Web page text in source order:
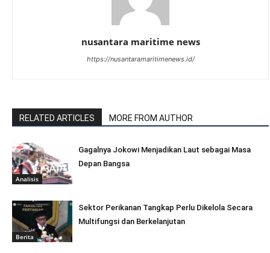
nusantara maritime news
https://nusantaramaritimenews.id/
RELATED ARTICLES MORE FROM AUTHOR
Analisis
Gagalnya Jokowi Menjadikan Laut sebagai Masa
Depan Bangsa
Berita
Sektor Perikanan Tangkap Perlu Dikelola Secara
Multifungsi dan Berkelanjutan